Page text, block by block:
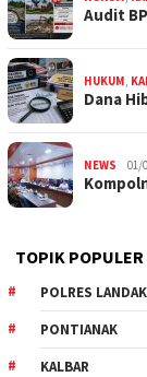
Audit
HUKUM,
Dana
NEWS 01/
TOPIK POPULER
POLRES LANDAK
PONTIANAK
KALBAR